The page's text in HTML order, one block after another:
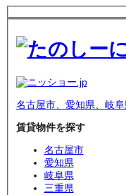
名古屋市、愛知県、岐
賃貸物件を探す
名古屋市
愛知県
岐阜県
三重県